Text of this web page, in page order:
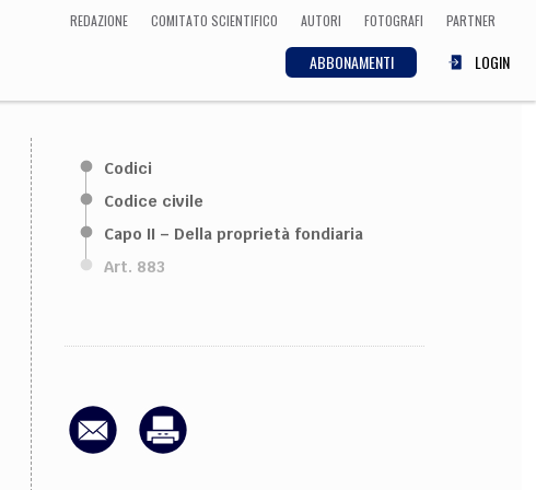
REDAZIONE COMITATO SCIENTIFICO AUTORI FOTOGRAFI PARTNER
ABBONAMENTI LOGIN
ECONOMIA
Medicina
CULTURA
Arte, Cinema, Musica,
Letteratura
Codici
Codice civile
Capo II – Della proprietà fondiaria
Art. 883